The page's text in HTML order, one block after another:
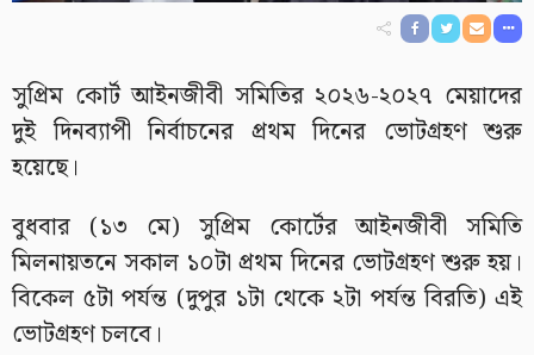
সুপ্রিম কোর্ট আইনজীবী সমিতির ২০২৬-২০২৭ মেয়াদের
দুই দিনব্যাপী নির্বাচনের প্রথম দিনের ভোটগ্রহণ শুরু
হয়েছে।
বুধবার (১৩ মে) সুপ্রিম কোর্টের আইনজীবী সমিতি
মিলনায়তনে সকাল ১০টা প্রথম দিনের ভোটগ্রহণ শুরু হয়।
বিকেল ৫টা পর্যন্ত (দুপুর ১টা থেকে ২টা পর্যন্ত বিরতি) এই
ভোটগ্রহণ চলবে।